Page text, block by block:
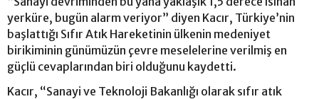
yerküre, bugün alarm veriyor” diyen Kacır, Türkiye’nin
başlattığı Sıfır Atık Hareketinin ülkenin medeniyet
birikiminin günümüzün çevre meselelerine verilmiş en
güçlü cevaplarından biri olduğunu kaydetti.
Kacır, “Sanayi ve Teknoloji Bakanlığı olarak sıfır atık